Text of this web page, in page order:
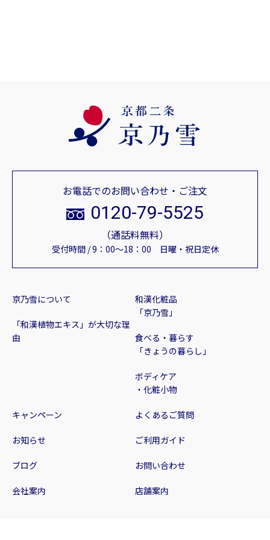
京乃雪について
「和漢植物エキス」が大切な理
由
和漢化粧品
「京乃雪」
食べる・暮らす
「きょうの暮らし」
ボディケア
・化粧小物
キャンペーン
お知らせ
ブログ
会社案内 店舗案内
よくあるご質問
ご利用ガイド
お問い合わせ
お電話でのお問い合わせ・ご注文
0120-79-5525
（通話料無料）
受付時間 / 9：00～18：00 日曜・祝日定休